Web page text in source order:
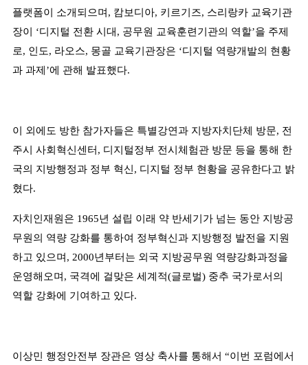
플랫폼이 소개되으며 , 캄보디아, 키르기즈, 스리랑카 교육기관
장이 ‘디지털 전환 시대 , 공무원 교육훈련기관의 역할’을 주제
로, 인도, 라오스, 몽골 교육기관장은 ‘디지털 역량개발의 현황
과 과제 ’에 관해 발표했다.
이 외에도 방한 참가자들은 특별강연과 지방자치단체 방문, 전
주시 사회혁신센터 , 디지털정부 전시체험관 방문 등을 통해 한
국의 지방행정과 정부 혁신 , 디지털 정부 현황을 공유한다고 밝
혔다.
자치인재원은 1965년 설립 이래 약 반세기가 넘는 동안 지방공
무원의 역량 강화를 통하여 정부혁신과 지방행정 발전을 지원
하고 있으며 , 2000년부터는 외국 지방공무원 역량강화과정을
운영해오며 , 국격에 걸맞은 세계적(글로벌) 중추 국가로서의
역할 강화에 기여하고 있다.
이상민 행정안전부 장관은 영상 축사를 통해서 “이번 포럼에서